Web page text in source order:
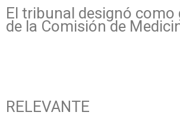
El tribunal designó como
de la Comisión de
RELEVANTE